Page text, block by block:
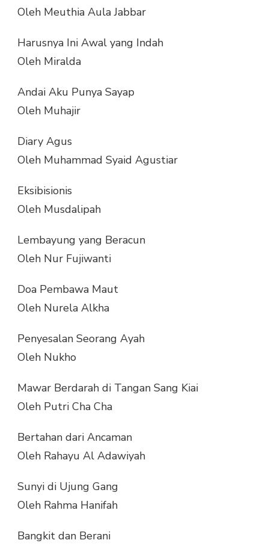
Oleh Meuthia Aula Jabbar
Harusnya Ini Awal yang Indah
Oleh Miralda
Andai Aku Punya Sayap
Oleh Muhajir
Diary Agus
Oleh Muhammad Syaid Agustiar
Eksibisionis
Oleh Musdalipah
Lembayung yang Beracun
Oleh Nur Fujiwanti
Doa Pembawa Maut
Oleh Nurela Alkha
Penyesalan Seorang Ayah
Oleh Nukho
Mawar Berdarah di Tangan Sang Kiai
Oleh Putri Cha Cha
Bertahan dari Ancaman
Oleh Rahayu Al Adawiyah
Sunyi di Ujung Gang
Oleh Rahma Hanifah
Bangkit dan Berani